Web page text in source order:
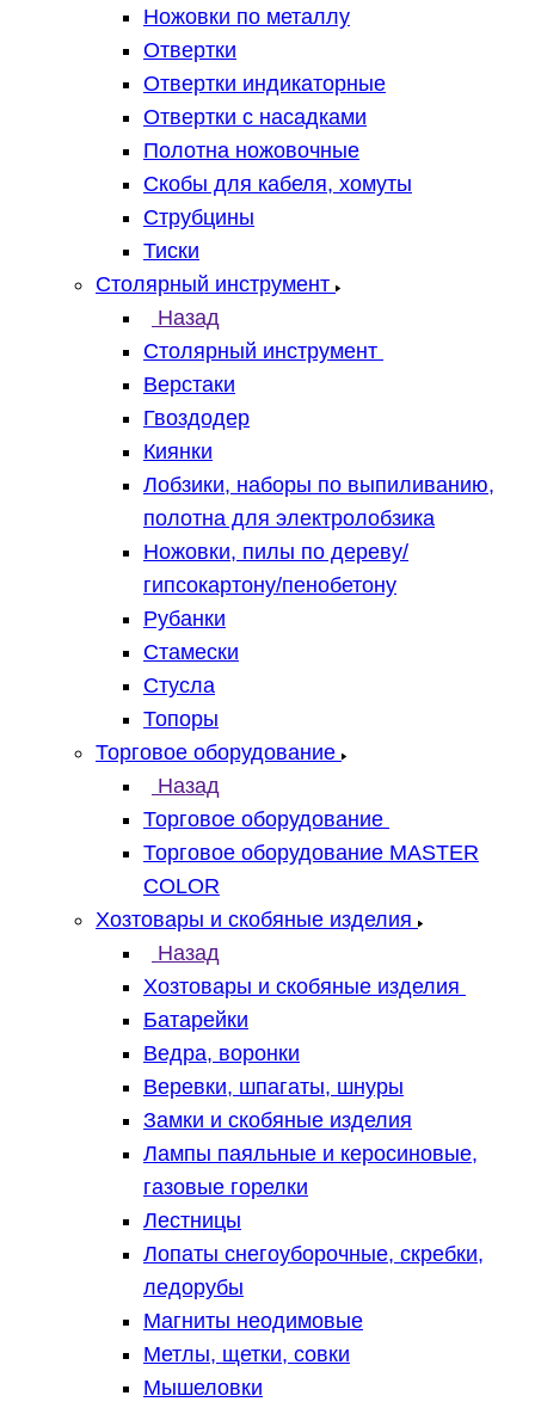
Ножовки по металлу
Отвертки
Отвертки индикаторные
Отвертки с насадками
Полотна ножовочные
Скобы для кабеля, хомуты
Струбцины
Тиски
Столярный инструмент
Назад
Столярный инструмент
Верстаки
Гвоздодер
Киянки
Лобзики, наборы по выпиливанию,
полотна для электролобзика
Ножовки, пилы по дереву/
гипсокартону/пенобетону
Рубанки
Стамески
Стусла
Топоры
Торговое оборудование
Назад
Торговое оборудование
Торговое оборудование MASTER
COLOR
Хозтовары и скобяные изделия
Назад
Хозтовары и скобяные изделия
Батарейки
Ведра, воронки
Веревки, шпагаты, шнуры
Замки и скобяные изделия
Лампы паяльные и керосиновые,
газовые горелки
Лестницы
Лопаты снегоуборочные, скребки,
ледорубы
Магниты неодимовые
Метлы, щетки, совки
Мышеловки